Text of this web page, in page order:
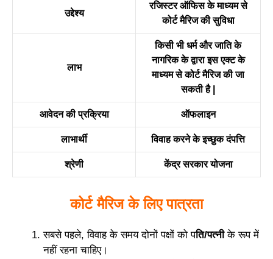
उद्देश्य
रजिस्टर ऑफिस के माध्यम से
कोर्ट मैरिज की सुविधा
लाभ
किसी भी धर्म और जाति के
नागरिक के द्वारा इस एक्ट के
माध्यम से कोर्ट मैरिज की जा
सकती है |
आवेदन की प्रक्रिया ऑफलाइन
लाभार्थी विवाह करने के इच्छुक दंपत्ति
श्रेणी केंद्र सरकार योजना
कोर्ट मैरिज के लिए पात्रता
सबसे पहले, विवाह के समय दोनों पक्षों को पति/पत्नीके रूप में
नहीं रहना चाहिए।